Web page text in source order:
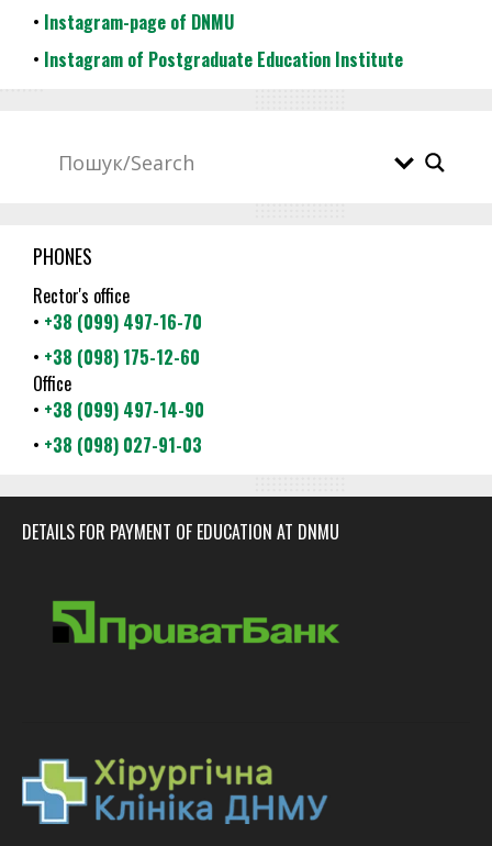
• Instagram-page of DNMU
• Instagram of Postgraduate Education Institute
PHONES
Rector's office
• +38 (099) 497-16-70
• +38 (098) 175-12-60
Office
• +38 (099) 497-14-90
• +38 (098) 027-91-03
DETAILS FOR PAYMENT OF EDUCATION AT DNMU